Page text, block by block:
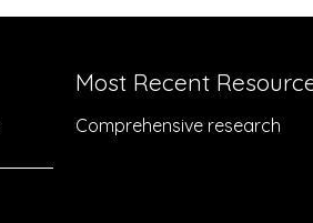
Most Recent
Comprehensive research